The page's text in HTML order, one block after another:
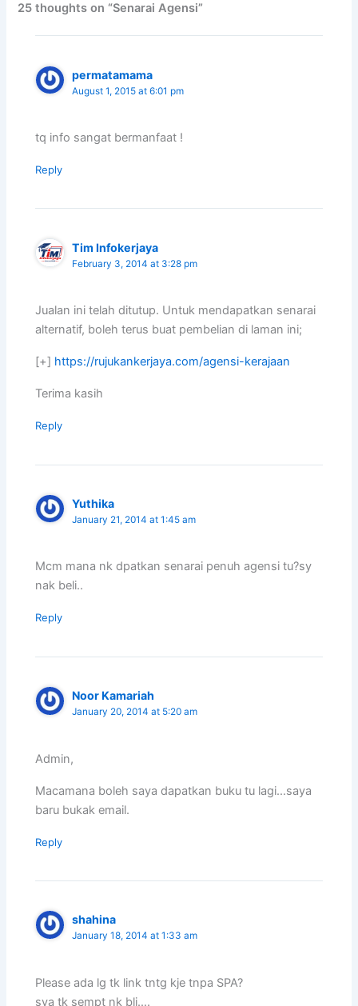
25 thoughts on “Senarai Agensi”
permatamama
August 1, 2015 at 6:01 pm
tq info sangat bermanfaat !
Reply
Tim Infokerjaya
February 3, 2014 at 3:28 pm
Jualan ini telah ditutup. Untuk mendapatkan senarai
alternatif, boleh terus buat pembelian di laman ini;
[+] https://rujukankerjaya.com/agensi-kerajaan
Terima kasih
Reply
Yuthika
January 21, 2014 at 1:45 am
Mcm mana nk dpatkan senarai penuh agensi tu?sy
nak beli..
Reply
Noor Kamariah
January 20, 2014 at 5:20 am
Admin,
Macamana boleh saya dapatkan buku tu lagi…saya
baru bukak email.
Reply
shahina
January 18, 2014 at 1:33 am
Please ada lg tk link tntg kje tnpa SPA?
sya tk sempt nk bli….